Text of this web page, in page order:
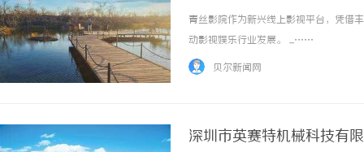
青丝影院作为新兴线上影视平台，凭借
动影视娱乐行业发展。 ...……
贝尔新闻网
深圳市英赛特机械科技有